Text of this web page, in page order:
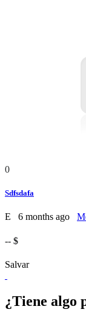
0
Sdfsdafa
E 6 months ago
-- $
Salvar
¿Tiene algo